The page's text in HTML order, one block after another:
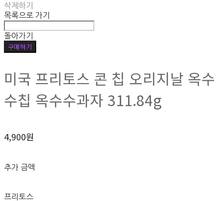
삭제하기
목록으로 가기
돌아가기
구매하기
미국 프리토스 콘 칩 오리지날 옥수
수칩 옥수수과자 311.84g
4,900원
추가 금액
프리토스